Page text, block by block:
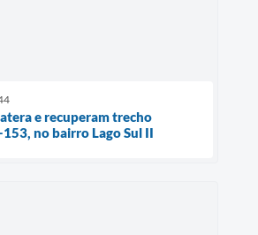
e recuperam trecho
no bairro Lago Sul II